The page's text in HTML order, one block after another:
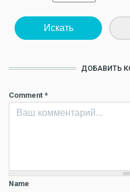
Искать
ДОБАВИТЬ
Comment *
Name